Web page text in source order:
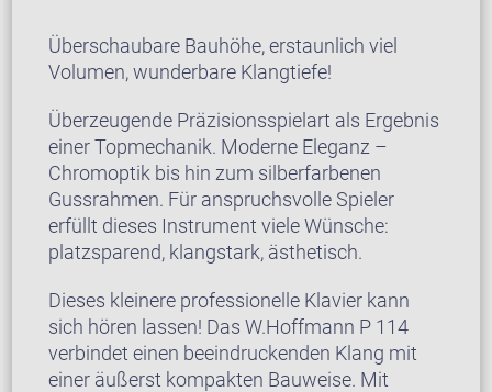
Überschaubare Bauhöhe, erstaunlich viel
Volumen, wunderbare Klangtiefe!
Überzeugende Präzisionsspielart als Ergebnis
einer Topmechanik. Moderne Eleganz –
Chromoptik bis hin zum silberfarbenen
Gussrahmen. Für anspruchsvolle Spieler
erfüllt dieses Instrument viele Wünsche:
platzsparend, klangstark, ästhetisch.
Dieses kleinere professionelle Klavier kann
sich hören lassen! Das W.Hoffmann P 114
verbindet einen beeindruckenden Klang mit
einer äußerst kompakten Bauweise. Mit